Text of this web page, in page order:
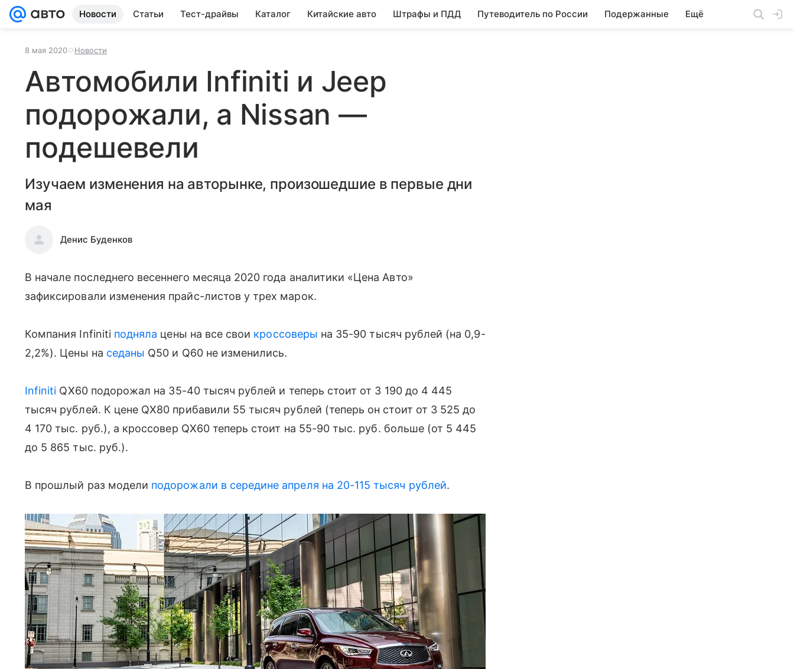
Новости Статьи Тест-драйвы Каталог Китайские авто Штрафы и ПДД Путеводитель по России Подержанные Ещё
8 мая 2020 Новости
Автомобили Infiniti и Jeep
подорожали, а Nissan —
подешевели
Изучаем изменения на авторынке, произошедшие в первые дни
мая
Денис Буденков
В начале последнего весеннего месяца 2020 года аналитики «Цена Авто»
зафиксировали изменения прайс-листов у трех марок.
Компания Infiniti подняла цены на все свои кроссоверы на 35-90 тысяч рублей (на 0,9-
2,2%). Цены на седаны Q50 и Q60 не изменились.
Infiniti QX60 подорожал на 35-40 тысяч рублей и теперь стоит от 3 190 до 4 445
тысяч рублей. К цене QX80 прибавили 55 тысяч рублей (теперь он стоит от 3 525 до
4 170 тыс. руб.), а кроссовер QX60 теперь стоит на 55-90 тыс. руб. больше (от 5 445
до 5 865 тыс. руб.).
В прошлый раз модели подорожали в середине апреля на 20-115 тысяч рублей.